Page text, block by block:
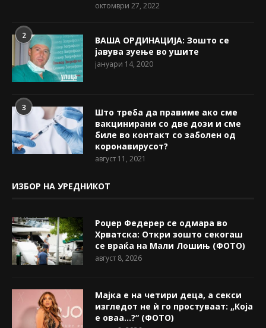
октомври 27, 2022
2
ВАША ОРДИНАЦИЈА: Зошто се
јавува зуење во ушите
јануари 14, 2020
3
Што треба да правиме ако сме
вакцинирани со две дози и сме
биле во контакт со заболен од
коронавирусот?
август 11, 2021
ИЗБОР НА УРЕДНИКОТ
Роџер Федерер се одмара во
Хрватска: Откри зошто секогаш
се враќа на Мали Лошињ (ФОТО)
август 8, 2026
Мајка е на четири деца, а секси
изгледот не ѝ го простуваат: „Која
е оваа…?“ (ФОТО)